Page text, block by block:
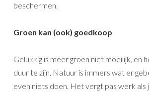
beschermen.
Groen kan (ook) goedkoop
Gelukkig is meer groen niet moeilijk, en
duur te zijn. Natuur is immers wat er
even niets doen. Het vergt pas werk als